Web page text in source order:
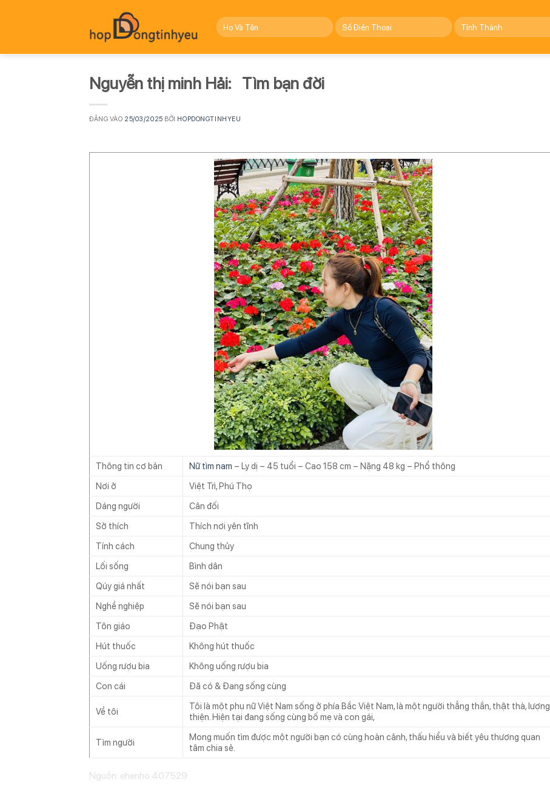
dung
Nguyễn thị minh Hải: Tìm bạn đời
ĐĂNG VÀO 25/03/2025 BỞI HOPDONGTINHYEU
Thông tin cơ bản Nữ tìm nam – Ly dị – 45 tuổi – Cao 158 cm – Nặng 48 kg – Phổ thông
Nơi ở
Việt Trì, Phú Thọ
Dáng người
Cân đối
Sở thích
Thích nơi yên tĩnh
Tính cách
Chung thủy
Lối sống
Bình dân
Qúy giá nhất
Sẽ nói bạn sau
Nghề nghiệp
Sẽ nói bạn sau
Tôn giáo
Đạo Phật
Hút thuốc
Không hút thuốc
Uống rượu bia
Không uống rượu bia
Con cái
Đã có & Đang sống cùng
Về tôi
Tôi là một phụ nữ Việt Nam sống ở phía Bắc Việt Nam, là một người thẳng thắn, thật thà, lượng
thiện. Hiện tại đang sống cùng bố mẹ và con gái,
Tìm người
Mong muốn tìm được một người bạn có cùng hoàn cảnh, thấu hiểu và biết yêu thương quan
tâm chia sẻ.
Nguồn: ehenho 407529